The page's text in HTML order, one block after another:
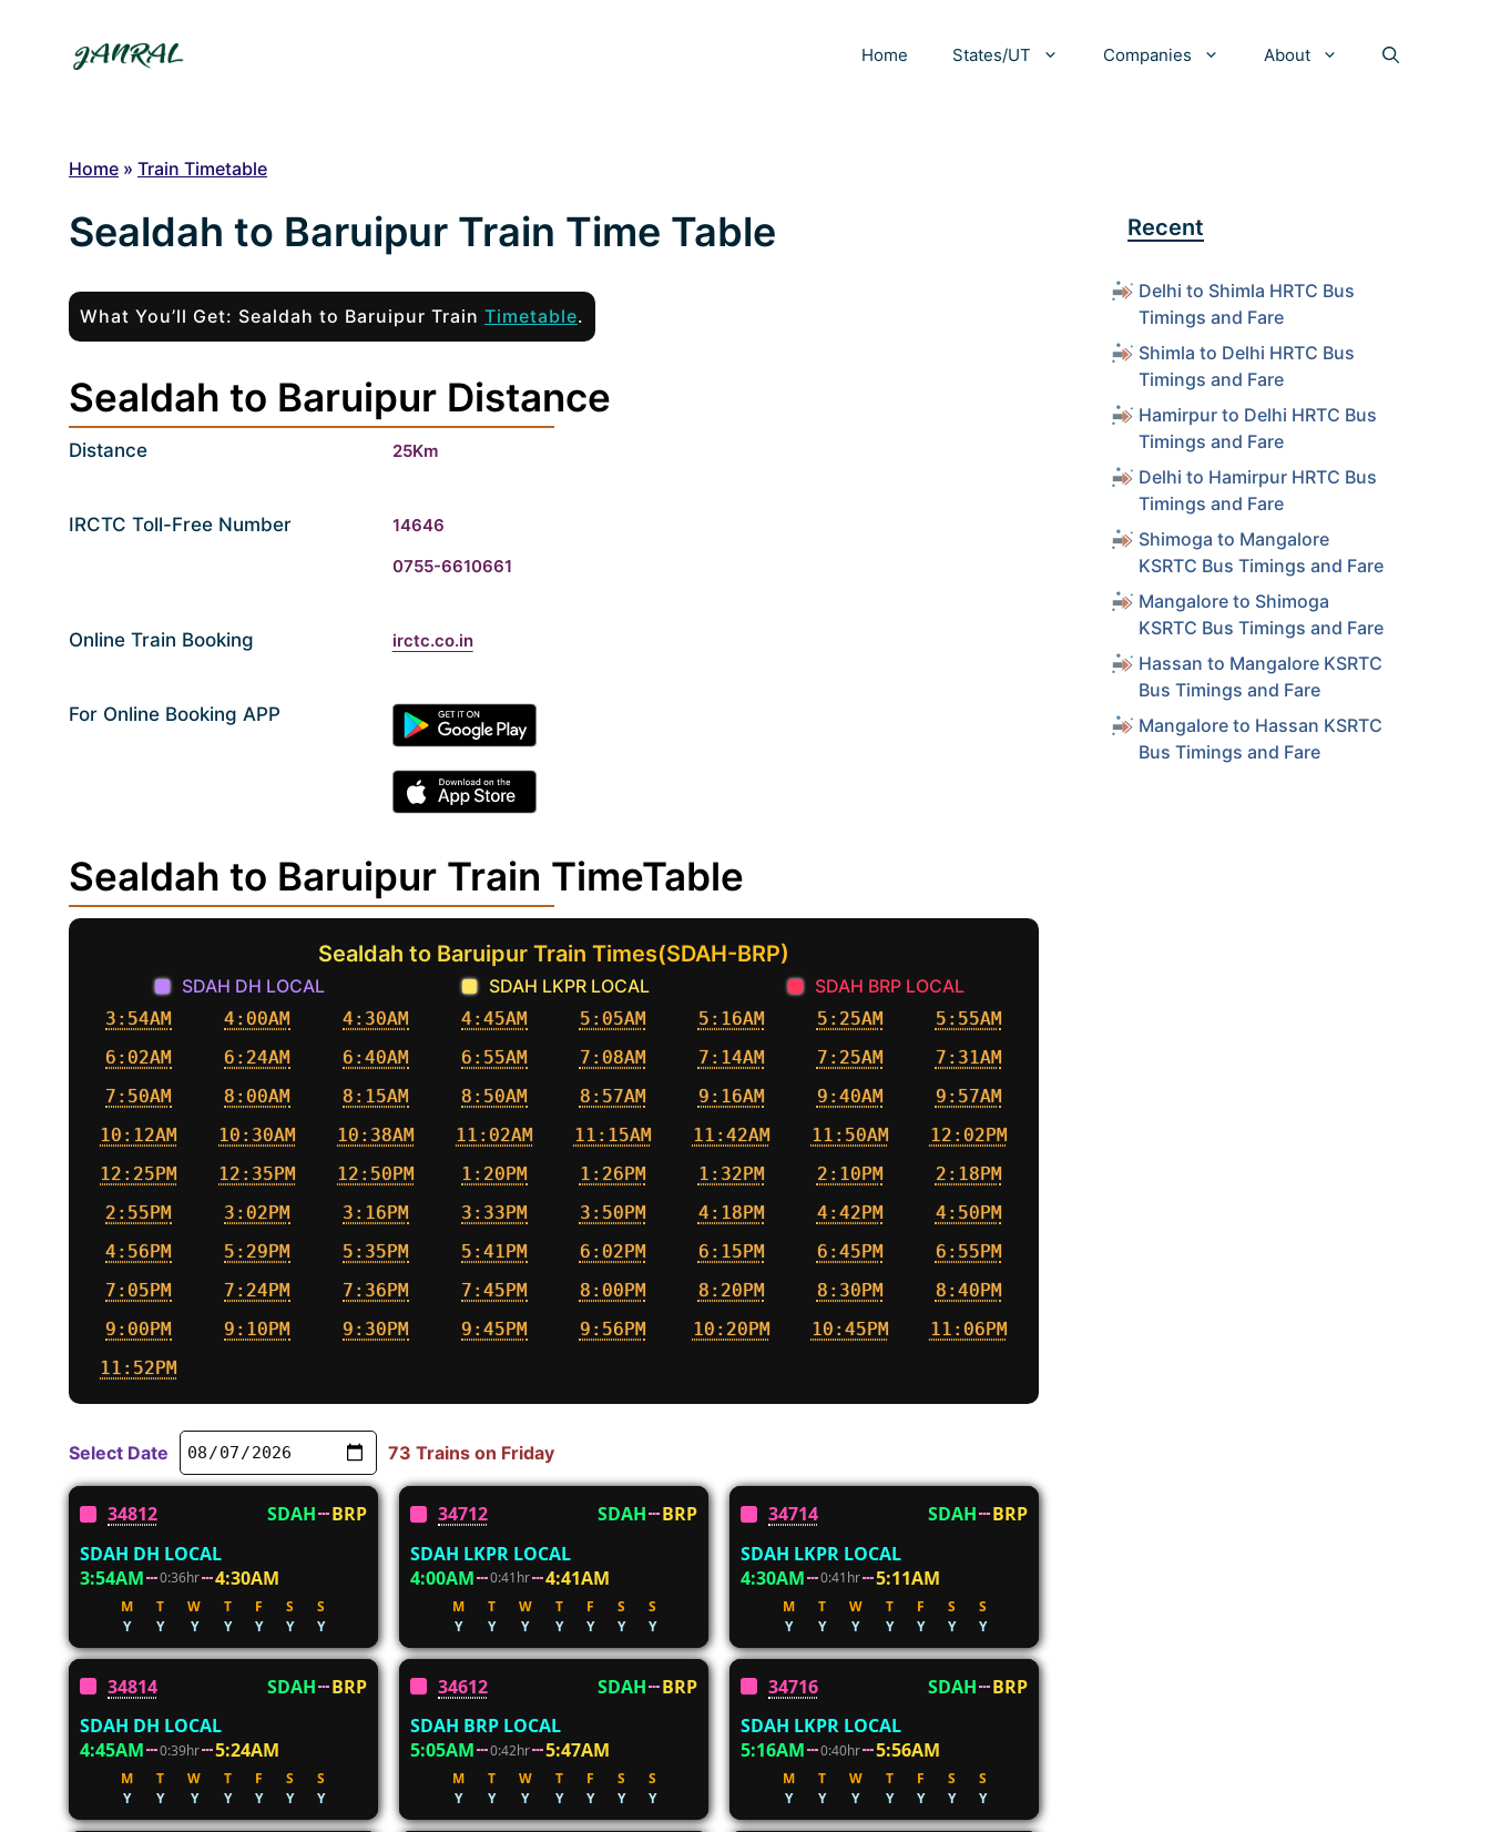
Home States/UT Companies About
Home » Train Timetable
Sealdah to Baruipur Train Time Table
What You’ll Get: Sealdah to Baruipur Train Timetable.
Sealdah to Baruipur Distance
Distance 25Km
IRCTC Toll-Free Number
14646
0755-6610661
Online Train Booking irctc.co.in
For Online Booking APP
Sealdah to Baruipur Train TimeTable
Sealdah to Baruipur Train Times(SDAH-BRP)
SDAH DH LOCAL SDAH LKPR LOCAL SDAH BRP LOCAL
3:54AM 4:00AM 4:30AM 4:45AM 5:05AM 5:16AM 5:25AM
5:55AM
6:02AM
6:24AM 6:40AM 6:55AM 7:08AM 7:14AM 7:25AM
7:31AM
7:50AM
8:00AM 8:15AM 8:50AM 8:57AM 9:16AM 9:40AM
9:57AM
10:12AM
10:30AM 10:38AM 11:02AM 11:15AM 11:42AM 11:50AM
12:02PM
12:25PM
12:35PM 12:50PM 1:20PM 1:26PM 1:32PM 2:10PM
2:18PM
2:55PM
3:02PM 3:16PM 3:33PM 3:50PM 4:18PM 4:42PM
4:50PM
4:56PM
5:29PM 5:35PM 5:41PM 6:02PM 6:15PM 6:45PM
6:55PM
7:05PM
7:24PM 7:36PM 7:45PM 8:00PM 8:20PM 8:30PM
8:40PM
9:00PM
9:10PM 9:30PM 9:45PM 9:56PM 10:20PM 10:45PM
11:06PM
11:52PM
Select Date 73 Trains on Friday
34812 SDAH
BRP
SDAH DH LOCAL
3:54AM
0:36hr 4:30AM
M T W T F S
S
Y
Y Y Y Y Y Y
34712 SDAH
BRP
SDAH LKPR LOCAL
4:00AM
0:41hr 4:41AM
M T W T F S
S
Y
Y Y Y Y Y Y
34714 SDAH
BRP
SDAH LKPR LOCAL
4:30AM
0:41hr 5:11AM
M T W T F S
S
Y
Y Y Y Y Y Y
34814 SDAH
BRP
SDAH DH LOCAL
4:45AM
0:39hr 5:24AM
M T W T F S
S
Y
Y Y Y Y Y Y
34612 SDAH
BRP
SDAH BRP LOCAL
5:05AM
0:42hr 5:47AM
M T W T F S
S
Y
Y Y Y Y Y Y
34716 SDAH
BRP
SDAH LKPR LOCAL
5:16AM
0:40hr 5:56AM
M T W T F S
S
Y
Y Y Y Y Y Y
Recent
Delhi to Shimla HRTC Bus
Timings and Fare
Shimla to Delhi HRTC Bus
Timings and Fare
Hamirpur to Delhi HRTC Bus
Timings and Fare
Delhi to Hamirpur HRTC Bus
Timings and Fare
Shimoga to Mangalore
KSRTC Bus Timings and Fare
Mangalore to Shimoga
KSRTC Bus Timings and Fare
Hassan to Mangalore KSRTC
Bus Timings and Fare
Mangalore to Hassan KSRTC
Bus Timings and Fare